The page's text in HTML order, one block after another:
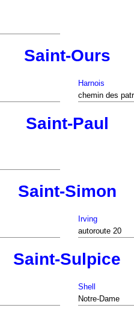
Saint-Ours
Harnois
chemin des
Saint-Paul
Saint-Simon
Irving
autoroute 20
Saint-Sulpice
Shell
Notre-Dame